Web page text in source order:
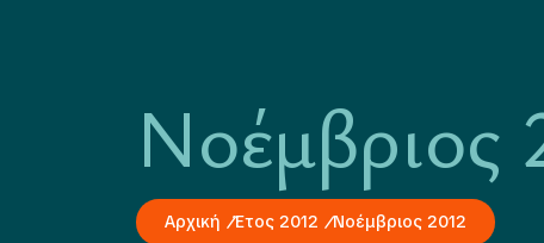
Νοέμβριος
Αρχική Έτος 2012 Νοέμβριος 2012